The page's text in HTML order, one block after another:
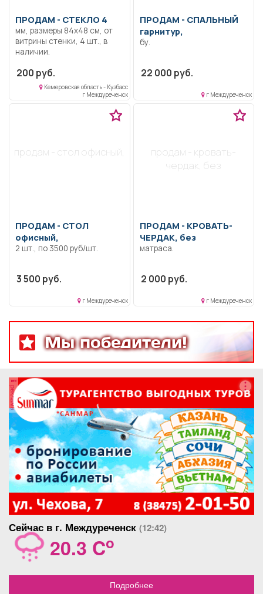
ПРОДАМ - СТЕКЛО 4
мм, размеры 84х48 см, от
витрины стенки, 4 шт., в
наличии.
200 руб.
Кемеровская область - Кузбасс
г Междуреченск
ПРОДАМ - СПАЛЬНЫЙ
гарнитур,
бу.
22 000 руб.
г Междуреченск
продам - стол офисный,
ПРОДАМ - СТОЛ
офисный,
2 шт., по 3500 руб/шт.
3 500 руб.
г Междуреченск
продам - кровать-
чердак, без
ПРОДАМ - КРОВАТЬ-
ЧЕРДАК, без
матраса.
2 000 руб.
г Междуреченск
Мы победители!
реклама
Сейчас в г. Междуреченск (12:42)
20.3 Co
Подробнее